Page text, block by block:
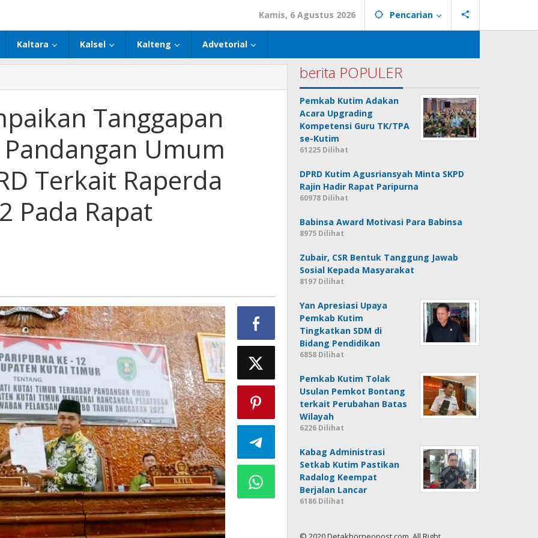
Kamis, 6 Agustus 2026 Pencarian
Kaltara Kalsel Kalteng Advetorial
Tanggapan
Umum
Terkait Raperda
Pada Rapat
berita POPULER
Pemkab Kutim Adakan
Acara Upgrading
Kompetensi Guru TK/TPA
se-Kutim
61225 Dilihat
DPRD Kutim Agusriansyah Minta SKPD
Rajin Hadir Rapat Paripurna
60978 Dilihat
Babinsa Award Motivasi Para Babinsa
8975 Dilihat
Zubair, CSR Bentuk Tanggung Jawab
Sosial Kepada Masyarakat
8197 Dilihat
Yan Apresiasi Upaya
Pemkab Kutim
Tingkatkan SDM di
Bidang Pendidikan
6858 Dilihat
Pemkab Kutim Tolak
Usulan Pemkot Bontang
terkait Perubahan Batas
Wilayah
6226 Dilihat
Kabag Administrasi
Setkab Kutim Pastikan
Radalog Keempat
Berjalan Lancar
6186 Dilihat